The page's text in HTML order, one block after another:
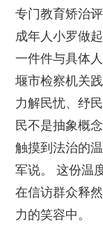
专门教育矫治
成年人小罗做
一件件与具体
堰市检察机关
力解民忧、纾
民不是抽象概
触摸到法治的
军说。 这份温
在信访群众释
力的笑容中。